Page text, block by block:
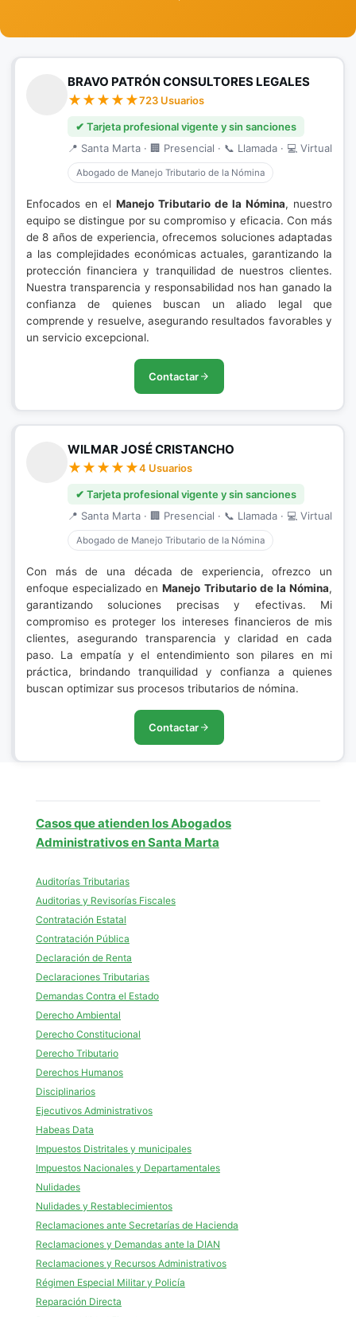
BRAVO PATRÓN CONSULTORES LEGALES
723 Usuarios
✔ Tarjeta profesional vigente y sin sanciones
📍 Santa Marta · 🏢 Presencial · 📞 Llamada · 💻 Virtual
Abogado de Manejo Tributario de la Nómina
Enfocados en el Manejo Tributario de la Nómina, nuestro
equipo se distingue por su compromiso y eficacia. Con más
de 8 años de experiencia, ofrecemos soluciones adaptadas
a las complejidades económicas actuales, garantizando la
protección financiera y tranquilidad de nuestros clientes.
Nuestra transparencia y responsabilidad nos han ganado la
confianza de quienes buscan un aliado legal que
comprende y resuelve, asegurando resultados favorables y
un servicio excepcional.
Contactar
WILMAR JOSÉ CRISTANCHO
4 Usuarios
✔ Tarjeta profesional vigente y sin sanciones
📍 Santa Marta · 🏢 Presencial · 📞 Llamada · 💻 Virtual
Abogado de Manejo Tributario de la Nómina
Con más de una década de experiencia, ofrezco un
enfoque especializado enManejo Tributario de la Nómina,
garantizando soluciones precisas y efectivas. Mi
compromiso es proteger los intereses financieros de mis
clientes, asegurando transparencia y claridad en cada
paso. La empatía y el entendimiento son pilares en mi
práctica, brindando tranquilidad y confianza a quienes
buscan optimizar sus procesos tributarios de nómina.
Contactar
Casos que atienden los Abogados
Administrativos en Santa Marta
Auditorías Tributarias
Auditorias y Revisorías Fiscales
Contratación Estatal
Contratación Pública
Declaración de Renta
Declaraciones Tributarias
Demandas Contra el Estado
Derecho Ambiental
Derecho Constitucional
Derecho Tributario
Derechos Humanos
Disciplinarios
Ejecutivos Administrativos
Habeas Data
Impuestos Distritales y municipales
Impuestos Nacionales y Departamentales
Nulidades
Nulidades y Restablecimientos
Reclamaciones ante Secretarías de Hacienda
Reclamaciones y Demandas ante la DIAN
Reclamaciones y Recursos Administrativos
Régimen Especial Militar y Policía
Reparación Directa